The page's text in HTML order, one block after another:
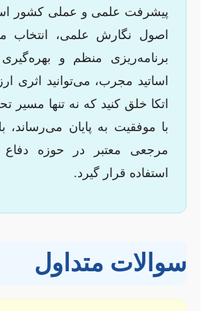
پیشرفت علمی و عملی کشور
اصول نگارش علمی، انتخاب
برنامه‌ریزی منظم و بهره‌گیری
اساتید مجرب، می‌توانید اثری
اتکا خلق کنید که نه تنها مسیر
با موفقیت به پایان می‌رساند،
مرجعی معتبر در حوزه دفاع
استفاده قرار گیرد.
سوالات متداول